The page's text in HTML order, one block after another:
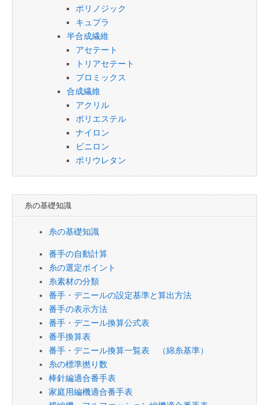
ポリノジック
キュプラ
半合成繊維
アセテート
トリアセテート
プロミックス
合成繊維
アクリル
ポリエステル
ナイロン
ビニロン
ポリウレタン
糸の基礎知識
糸の基礎知識
番手の自動計算
糸の選定ポイント
糸素材の分類
番手・デニールの設定基準と算出方法
番手の表示方法
番手・デニール換算公式表
番手換算表
番手・デニール換算一覧表 （綿糸基準）
糸の標準撚り数
棒針編適合番手表
家庭用編機適合番手表